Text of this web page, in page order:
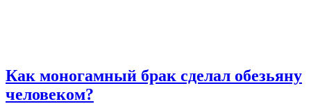
Как моногамный брак сделал обезьяну
человеком?